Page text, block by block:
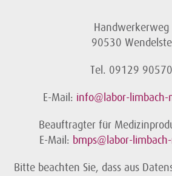
Handwerkerweg
90530
Tel. 09129
E-Mail: info@labor-limbach-
Beauftragter für
E-Mail: bmps@labor-
Bitte beachten Sie, dass aus